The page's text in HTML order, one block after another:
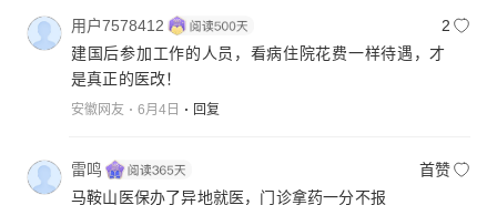
用户7578412
2
建国后参加工作的人员，看病住院花费一样待遇，才
是真正的医改！
安徽网友 6月4日 回复
雷鸣
首赞
马鞍山医保办了异地就医，门诊拿药一分不报